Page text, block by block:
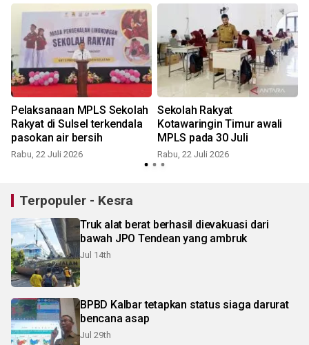
Pelaksanaan MPLS Sekolah
Rakyat di Sulsel terkendala
pasokan air bersih
Rabu, 22 Juli 2026
Sekolah Rakyat
Kotawaringin Timur awali
MPLS pada 30 Juli
Rabu, 22 Juli 2026
Terpopuler - Kesra
Truk alat berat berhasil dievakuasi dari
bawah JPO Tendean yang ambruk
Jul 14th
BPBD Kalbar tetapkan status siaga darurat
bencana asap
Jul 29th